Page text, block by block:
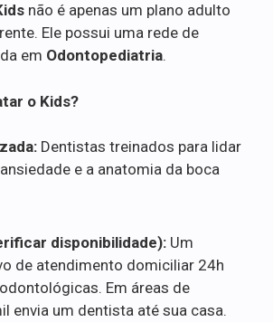
não é apenas um plano adulto
Ele possui uma rede de
em Odontopediatria.
o Kids?
Dentistas treinados para lidar
e a anatomia da boca
disponibilidade): Um
de atendimento domiciliar 24h
Em áreas de
envia um dentista até sua casa.